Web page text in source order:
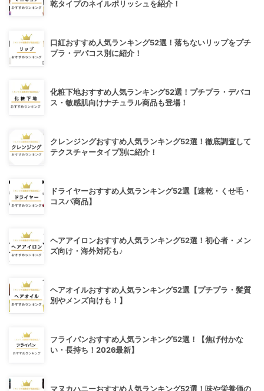
乾タイプのネイルポリッシュを紹介！
口紅おすすめ人気ランキング52選！落ちないリップをプチ
プラ・デパコス別に紹介！
化粧下地おすすめ人気ランキング52選！プチプラ・デパコ
ス・敏感肌向けナチュラル商品も登場！
クレンジングおすすめ人気ランキング52選！徹底調査して
テクスチャータイプ別に紹介！
ドライヤーおすすめ人気ランキング52選【速乾・くせ毛・
コスパ商品】
ヘアアイロンおすすめ人気ランキング52選！初心者・メン
ズ向け・海外対応も♪
ヘアオイルおすすめ人気ランキング52選【プチプラ・髪質
別やメンズ向けも！】
フライパンおすすめ人気ランキング52選！【焦げ付かな
い・長持ち！2026最新】
マヌカハニーおすすめ人気ランキング52選！味や栄養価の